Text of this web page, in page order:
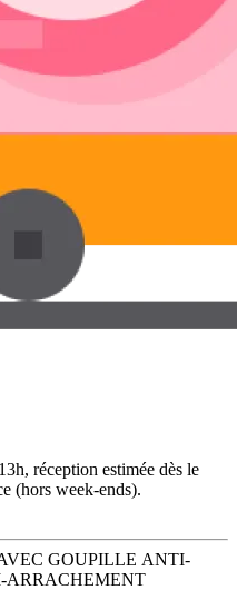
réception estimée dès le
(hors week-ends).
GOUPILLE ANTI-
ARRACHEMENT